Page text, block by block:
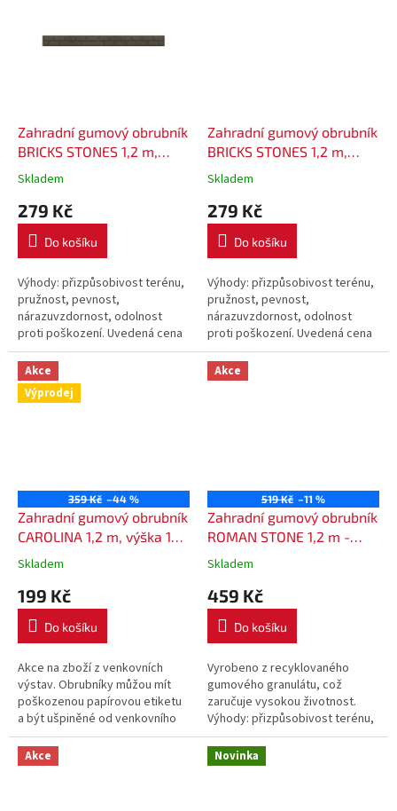
Zahradní gumový obrubník
BRICKS STONES 1,2 m,
výška 9 cm - barva hnědá
Skladem
279 Kč
Do košíku
Výhody: přizpůsobivost terénu,
pružnost, pevnost,
nárazuvzdornost, odolnost
proti poškození. Uvedená cena
je za 1 ks gumového obrubníku
o délce 120 cm.
Zahradní gumový obrubník
BRICKS STONES 1,2 m,
výška 9 cm - barva šedá
Skladem
279 Kč
Do košíku
Výhody: přizpůsobivost terénu,
pružnost, pevnost,
nárazuvzdornost, odolnost
proti poškození. Uvedená cena
je za 1 ks gumového obrubníku
o délce 120 cm.
Akce
Výprodej
359 Kč –44 %
Zahradní gumový obrubník
CAROLINA 1,2 m, výška 15
cm - barva šedá
Skladem
199 Kč
Do košíku
Akce na zboží z venkovních
výstav. Obrubníky můžou mít
poškozenou papírovou etiketu
a být ušpiněné od venkovního
skladování. Tyto vady nemají
vliv na funkčnost výrobku. Platí...
Akce
519 Kč –11 %
Zahradní gumový obrubník
ROMAN STONE 1,2 m -
barva hnědá
Skladem
459 Kč
Do košíku
Vyrobeno z recyklovaného
gumového granulátu, což
zaručuje vysokou životnost.
Výhody: přizpůsobivost terénu,
pružnost, pevnost,
nárazuvzdornost, odolnost
proti poškození. Gumový...
Akce Novinka